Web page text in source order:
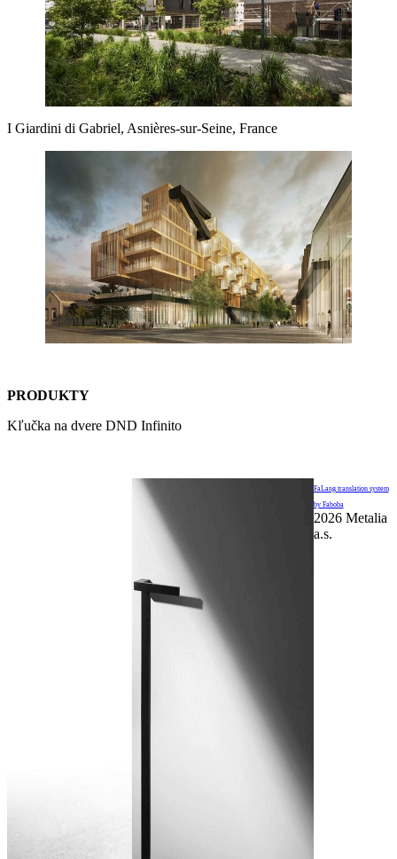
I Giardini di Gabriel, Asnières-sur-Seine, France
PRODUKTY
Kľučka na dvere DND Infinito
FaLang translation system
by Faboba
2026 Metalia
a.s.